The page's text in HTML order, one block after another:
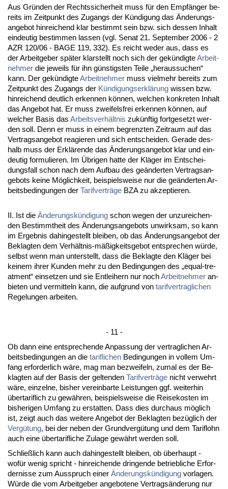
Aus Gründen der Rechts­si­cher­heit muss für den Empfänger be­
reits im Zeit­punkt des Zu­gangs der Kündi­gung das Ände­rungs­
an­ge­bot hin­rei­chend klar be­stimmt sein bzw. sich des­sen In­halt
ein­deu­tig be­stim­men las­sen (vgl. Se­nat 21. Sep­tem­ber 2006 - 2
AZR 120/06 - BA­GE 119, 332). Es reicht we­der aus, dass es
der Ar­beit­ge­ber später klar­stellt noch sich der gekündig­teAr­beit­
neh­mer die je­weils für ihn güns­tigs­ten Tei­le „her­aus­su­chen“
kann. Der gekündig­teAr­beit­neh­mer muss viel­mehr be­reits zum
Zeit­punkt des Zu­gangs der Kündi­gungs­erklärung wis­sen bzw.
hin­rei­chend deut­lich er­ken­nen können, wel­chen kon­kre­ten In­halt
das An­ge­bot hat. Er muss zwei­fels­frei er­ken­nen können, auf
wel­cher Ba­sis das Ar­beits­verhält­nis zukünf­tig fort­ge­setzt wer­
den soll. Denn er muss in ei­nem be­grenz­ten Zeit­raum auf das
Ver­trags­an­ge­bot re­agie­ren und sich ent­schei­den. Ge­ra­de des­
halb muss der Erklären­de das Ände­rungs­an­ge­bot klar und ein­
deu­tig for­mu­lie­ren. Im Übri­gen hat­te der Kläger im Ent­schei­
dungs­fall schon nach dem Auf­bau des geänder­ten Ver­trags­an­
ge­bots kei­ne Möglich­keit, bei­spiels­wei­se nur die geänder­ten Ar­
beits­be­din­gun­gen der Ta­rif­verträge BZA zu ak­zep­tie­ren.
II. Ist die Ände­rungskündi­gung schon we­gen der un­zu­rei­chen­
den Be­stimmt­heit des Ände­rungs­an­ge­bots un­wirk­sam, so kann
im Er­geb­nis da­hin­ge­stellt blei­ben, ob das Ände­rungs­an­ge­bot der
Be­klag­ten dem Verhält­nis-mäßig­keits­ge­bot ent­spre­chen würde,
selbst wenn man un­ter­stellt, dass die Be­klag­te den Kläger bei
kei­nem ih­rer Kun­den mehr zu den Be­din­gun­gen des „equal-tre­
at­ment“ ein­set­zen und sie Ent­lei­hern nur nochAr­beit­neh­mer an­
bie­ten und ver­mit­teln kann, die auf­grund von ta­rif­ver­trag­li­chen
Re­ge­lun­gen ar­bei­ten.
- 11 -
Ob dann ei­ne ent­spre­chen­de An­pas­sung der ver­trag­li­chen Ar­
beits­be­din­gun­gen an die ta­rif­li­chen Be­din­gun­gen in vol­lem Um­
fang er­for­der­lich wäre, mag man be­zwei­feln, zu­mal es der Be­
klag­ten auf der Ba­sis der gel­ten­den Ta­rif­verträge nicht ver­wehrt
wäre, ein­zel­ne, bis­her ver­ein­bar­te Leis­tun­gen ggf. wei­ter­hin
über­ta­rif­lich zu gewähren, bei­spiels­wei­se die Rei­se­kos­ten im
bis­he­ri­gen Um­fang zu er­stat­ten. Dass dies durch­aus möglich
ist, zeigt auch das wei­te­re An­ge­bot der Be­klag­ten bezüglich der
Vergütung, bei der ne­ben der Grund­vergütung und dem Ta­rif­lohn
auch ei­ne über­ta­rif­li­che Zu­la­ge gewährt wer­den soll.
Sch­ließlich kann auch da­hin­ge­stellt blei­ben, ob über­haupt -
wofür we­nig spricht - hin­rei­chen­de drin­gen­de be­trieb­li­che Er­for­
der­nis­se zum Aus­spruch ei­ner Ände­rungskündi­gung vor­la­gen.
Würde die vom Ar­beit­ge­ber an­ge­bo­te­ne Ver­tragsände­rung nur